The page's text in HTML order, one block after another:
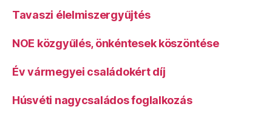
Tavaszi élelmiszergyűjtés
NOE közgyűlés, önkéntesek köszöntése
Év vármegyei családokért díj
Húsvéti nagycsaládos foglalkozás